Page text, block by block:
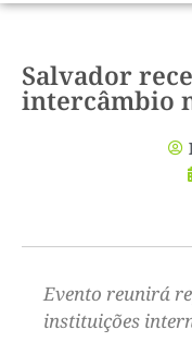
Salvador
intercâmbio
Evento reunirá
instituições